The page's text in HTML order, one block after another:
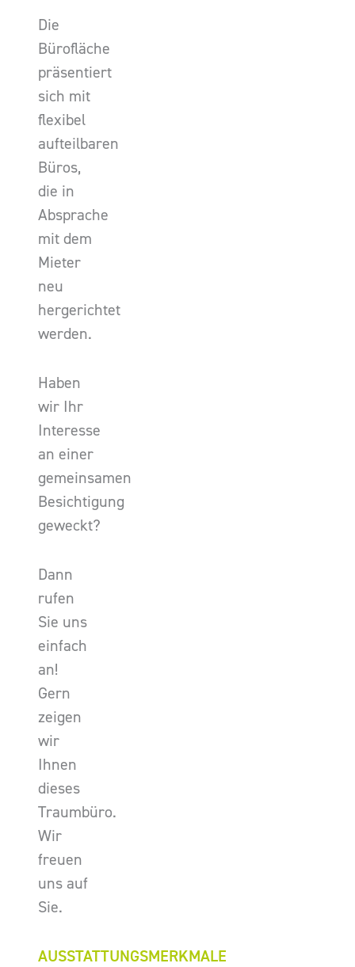
Die
Bürofläche
präsentiert
sich mit
flexibel
aufteilbaren
Büros,
die in
Absprache
mit dem
Mieter
neu
hergerichtet
werden.
Haben
wir Ihr
Interesse
an einer
gemeinsamen
Besichtigung
geweckt?
Dann
rufen
Sie uns
einfach
an!
Gern
zeigen
wir
Ihnen
dieses
Traumbüro.
Wir
freuen
uns auf
Sie.
AUSSTATTUNGSMERKMALE